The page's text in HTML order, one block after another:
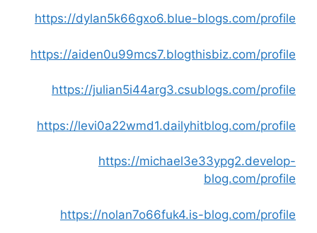
https://dylan5k66gxo6.blue-blogs.com/profile
https://aiden0u99mcs7.blogthisbiz.com/profile
https://julian5i44arg3.csublogs.com/profile
https://levi0a22wmd1.dailyhitblog.com/profile
https://michael3e33ypg2.develop-
blog.com/profile
https://nolan7o66fuk4.is-blog.com/profile